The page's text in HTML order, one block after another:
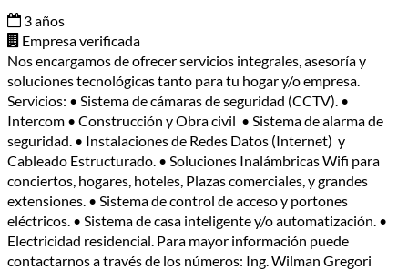
3 años
Empresa verificada
Nos encargamos de ofrecer servicios integrales, asesoría y
soluciones tecnológicas tanto para tu hogar y/o empresa.
Servicios: • Sistema de cámaras de seguridad (CCTV). •
Intercom • Construcción y Obra civil • Sistema de alarma de
seguridad. • Instalaciones de Redes Datos (Internet) y
Cableado Estructurado. • Soluciones Inalámbricas Wifi para
conciertos, hogares, hoteles, Plazas comerciales, y grandes
extensiones. • Sistema de control de acceso y portones
eléctricos. • Sistema de casa inteligente y/o automatización. •
Electricidad residencial. Para mayor información puede
contactarnos a través de los números: Ing. Wilman Gregori